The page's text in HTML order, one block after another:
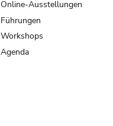
Online-Ausstellungen
Führungen
Workshops
Agenda